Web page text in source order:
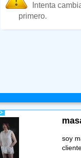
Intenta
primero.
soy